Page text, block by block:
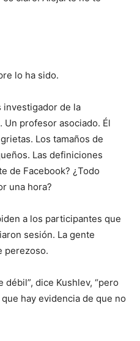
lo ha sido.
investigador de la
profesor asociado. Él
Los tamaños de
Las definiciones
de Facebook? ¿Todo
una hora?
a los participantes que
sesión. La gente
perezoso.
dice Kushlev, “pero
hay evidencia de que no